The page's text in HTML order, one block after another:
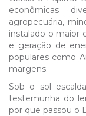
econômicas
agropecuária,
instalado o maior
e geração de
populares como
margens.
Sob o sol
testemunha do
por que passou o